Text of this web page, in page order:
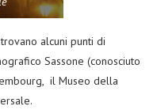
alcuni punti di
Sassone (conosciuto
il Museo della